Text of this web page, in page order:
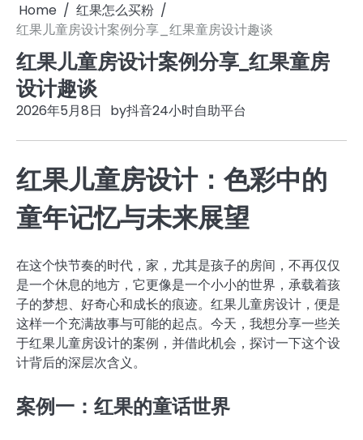
Home
红果怎么买粉
红果儿童房设计案例分享_红果童房设计趣谈
红果儿童房设计案例分享_红果童房
设计趣谈
2026年5月8日 by抖音24小时自助平台
红果儿童房设计：色彩中的
童年记忆与未来展望
在这个快节奏的时代，家，尤其是孩子的房间，不再仅仅
是一个休息的地方，它更像是一个小小的世界，承载着孩
子的梦想、好奇心和成长的痕迹。红果儿童房设计，便是
这样一个充满故事与可能的起点。今天，我想分享一些关
于红果儿童房设计的案例，并借此机会，探讨一下这个设
计背后的深层次含义。
案例一：红果的童话世界